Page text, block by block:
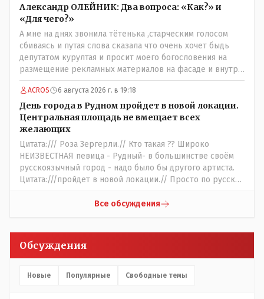
Цитата:/// киргизское население // Казахи. Цитата://
Административный персонал в 1885 году состоял из
уездного начальника, старшего и младшего помощников
и двух письмоводителей, в уездном управлении
выделились отделы полиции, суда и городской управы.
Имелись уездный и ветеринарный врачи, повивальная
бабка, фельдшер, открылась аптека.// Областной
акимат - по нынешнему. Цитата:///В честь основателя
города Константиновича в Костанае не назвали улицу и
не установили памятник.// vofkakst: Где ономасты,
которые топят за возвращение исторических названий?
Какие проблемы, почему кто то должен делать что то за
вас- - выдвинете идею, создайте инициативную группу,
напишите ходатайство в гор.маслихат и без истерик -
вперёд. Под лежачий камень- вода не потечёт. Насчёт
ономастов: - нужны русскоязычные ономасты - я думаю
Александр ОЛЕЙНИК: Два вопроса: «Как?» и
«Для чего?»
А мне на днях звонила тётенька ,старческим голосом
сбиваясь и путая слова сказала что очень хочет быдь
депутатом курултая и просит моего богословения на
размещение рекламных материалов на фасаде и внутри
магазина,на что я ей честно сказал,что от вас даромедов
пользы для людей нет никакой,а потому использовать
мой магазин как платформу для раздачи пустых
обещаний я не позволю,на это разговор и закончился.
ACROS 6 августа 2026 г. в 19:18
День города в Рудном пройдет в новой локации.
Центральная площадь не вмещает всех
желающих
Цитата:/// Роза Зергерли.// Кто такая ?? Широко
НЕИЗВЕСТНАЯ певица - Рудный- в большинстве своём
русскоязычный город - надо было бы другого артиста.
Цитата:///пройдет в новой локации.// Просто по русски
Все обсуждения
Обсуждения
Новые Популярные Свободные темы